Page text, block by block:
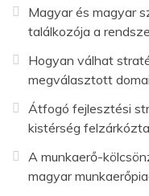
Magyar és magyar
találkozója a
Hogyan válhat
megválasztott
Átfogó fejlesztési
kistérség
A munkaerő-
magyar